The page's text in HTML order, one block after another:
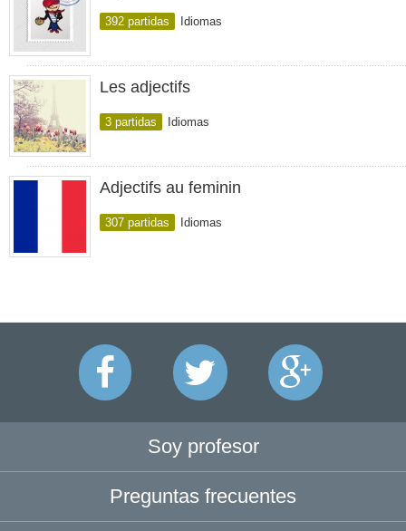
392 partidas Idiomas
Les adjectifs
3 partidas Idiomas
Adjectifs au feminin
307 partidas Idiomas
Soy profesor
Preguntas frecuentes